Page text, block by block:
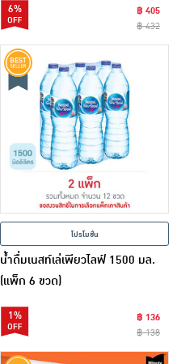
6%
฿ 405
฿ 432
โปรโมชั่น
น้ำดื่มเนสท์เล่เพียวไลฟ์ 1500 มล.
(แพ็ก 6 ขวด)
1%
฿ 136
฿ 138